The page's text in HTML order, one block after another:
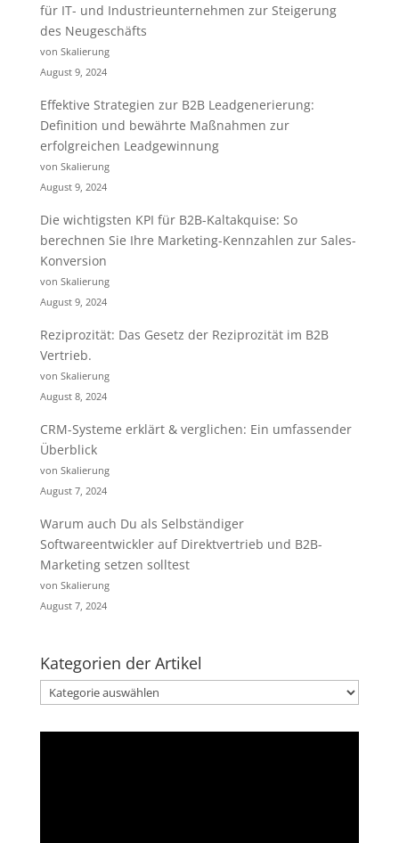
für IT- und Industrieunternehmen zur Steigerung
des Neugeschäfts
von Skalierung
August 9, 2024
Effektive Strategien zur B2B Leadgenerierung:
Definition und bewährte Maßnahmen zur
erfolgreichen Leadgewinnung
von Skalierung
August 9, 2024
Die wichtigsten KPI für B2B-Kaltakquise: So
berechnen Sie Ihre Marketing-Kennzahlen zur Sales-
Konversion
von Skalierung
August 9, 2024
Reziprozität: Das Gesetz der Reziprozität im B2B
Vertrieb.
von Skalierung
August 8, 2024
CRM-Systeme erklärt & verglichen: Ein umfassender
Überblick
von Skalierung
August 7, 2024
Warum auch Du als Selbständiger
Softwareentwickler auf Direktvertrieb und B2B-
Marketing setzen solltest
von Skalierung
August 7, 2024
Kategorien der Artikel
Kategorien
der
Artikel